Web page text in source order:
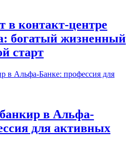
в контакт-центре
богатый жизненный
старт
в Альфа-
для активных